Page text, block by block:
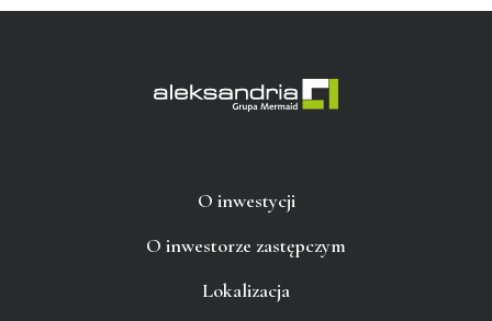
O inwestycji
O inwestorze zastępczym
Lokalizacja